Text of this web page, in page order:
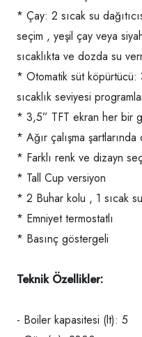
* Çay: 2 sıcak su
seçim , yeşil çay veya
sıcaklıkta ve dozda su
* Otomatik süt köpürtücü:
sıcaklık seviyesi
* 3,5” TFT ekran her bir
* Ağır çalışma
* Farklı renk ve dizayn
* Tall Cup versiyon
* 2 Buhar kolu , 1 sıcak
* Emniyet termostatlı
* Basınç göstergeli
Teknik Özellikler:
- Boiler kapasitesi (lt): 5